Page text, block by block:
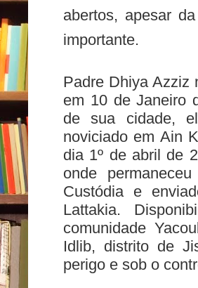
abertos, apesar
importante.
Padre Dhiya Azziz
em 10 de Janeiro
de sua cidade,
noviciado em Ain
dia 1º de abril de
onde
Custódia e
Lattakia.
comunidade
Idlib, distrito de
perigo e sob o